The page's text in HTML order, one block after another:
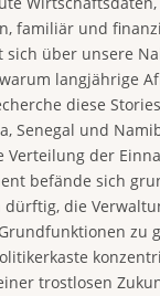
familiär und
über unsere
langjährige
diese
Senegal und
der
befände sich
die
trostlosen